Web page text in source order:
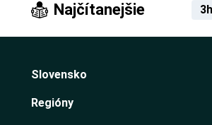
Najčítanejšie 3h
Slovensko
Regióny